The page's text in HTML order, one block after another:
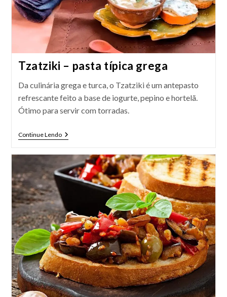
Tzatziki – pasta típica grega
Da culinária grega e turca, o Tzatziki é um antepasto
refrescante feito a base de iogurte, pepino e hortelã.
Ótimo para servir com torradas.
Continue LendoTzatziki
–
Típica
Grega